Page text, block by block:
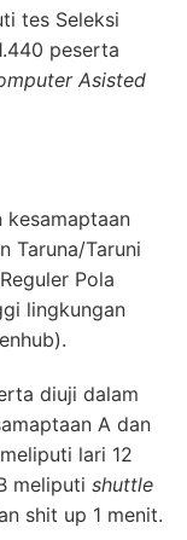
tes Seleksi
peserta
Asisted
kesamaptaan
Taruna/Taruni
Pola
lingkungan
diuji dalam
A dan
lari 12
meliputi shuttle
shit up 1 menit.